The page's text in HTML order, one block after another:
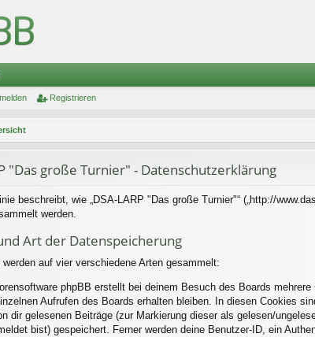
Registrieren
"Das große Turnier" - Datenschutzerklärung
beschreibt, wie „DSA-LARP "Das große Turnier"“ („http://
werden.
Art der Datenspeicherung
werden auf vier verschiedene Arten gesammelt:
phpBB erstellt bei deinem Besuch des Boards
Aufrufen des Boards erhalten bleiben. In diesen Cookies
dir gelesenen Beiträge (zur Markierung dieser als gelesen/
bist) gespeichert. Ferner werden deine Benutzer-ID, ein